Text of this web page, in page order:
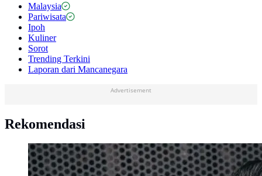
Malaysia
Pariwisata
Ipoh
Kuliner
Sorot
Trending Terkini
Laporan dari Mancanegara
Advertisement
Rekomendasi